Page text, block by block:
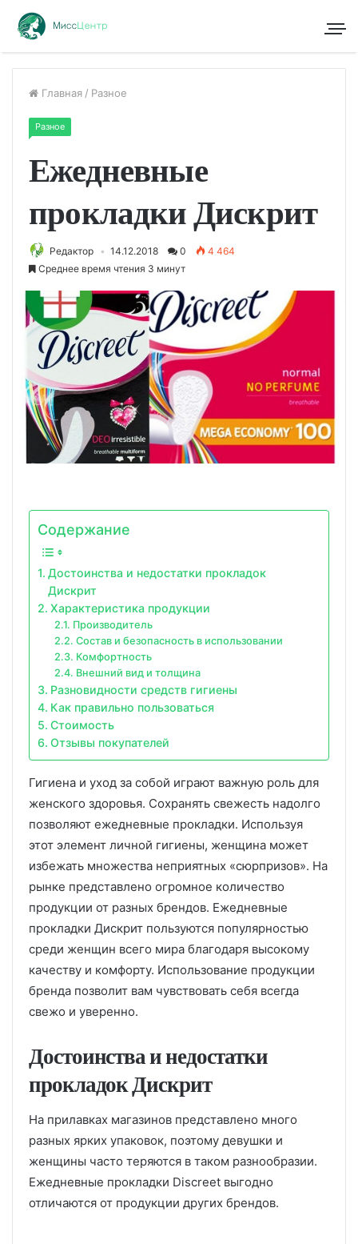
Главная / Разное
Разное
Ежедневные
прокладки Дискрит
Редактор 14.12.2018 0
4 464
Среднее время чтения 3 минут
Содержание
Достоинства и недостатки прокладок
Дискрит
Характеристика продукции
Производитель
Состав и безопасность в использовании
Комфортность
Внешний вид и толщина
Разновидности средств гигиены
Как правильно пользоваться
Стоимость
Отзывы покупателей
Гигиена и уход за собой играют важную роль для
женского здоровья. Сохранять свежесть надолго
позволяют ежедневные прокладки. Используя
этот элемент личной гигиены, женщина может
избежать множества неприятных «сюрпризов». На
рынке представлено огромное количество
продукции от разных брендов. Ежедневные
прокладки Дискрит пользуются популярностью
среди женщин всего мира благодаря высокому
качеству и комфорту. Использование продукции
бренда позволит вам чувствовать себя всегда
свежо и уверенно.
Достоинства и недостатки
прокладок Дискрит
На прилавках магазинов представлено много
разных ярких упаковок, поэтому девушки и
женщины часто теряются в таком разнообразии.
Ежедневные прокладки Discreet выгодно
отличаются от продукции других брендов.